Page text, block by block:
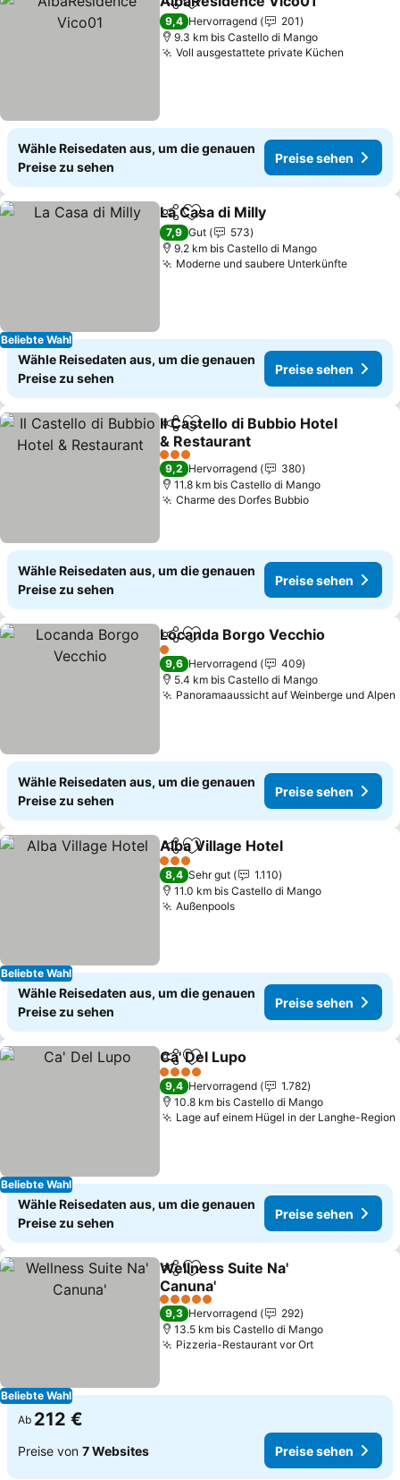
TeilenZu Favoriten hinzufügen
9,4 Hervorragend
201
9.3 km bis Castello di Mango
Voll ausgestattete private Küchen
Wähle Reisedaten aus, um die genauen
Preise zu sehen
Preise sehen
Beliebte Wahl
TeilenZu Favoriten hinzufügen
La Casa di Milly
7,9 Gut
573
9.2 km bis Castello di Mango
Moderne und saubere Unterkünfte
Wähle Reisedaten aus, um die genauen
Preise zu sehen
Preise sehen
TeilenZu Favoriten hinzufügen
Il Castello di Bubbio Hotel
& Restaurant
3 Sterne
9,2 Hervorragend
380
11.8 km bis Castello di Mango
Charme des Dorfes Bubbio
Wähle Reisedaten aus, um die genauen
Preise zu sehen
Preise sehen
TeilenZu Favoriten hinzufügen
Locanda Borgo Vecchio
1 Sterne
9,6 Hervorragend
409
5.4 km bis Castello di Mango
Panoramaaussicht auf Weinberge und Alpen
Wähle Reisedaten aus, um die genauen
Preise zu sehen
Preise sehen
Beliebte Wahl
TeilenZu Favoriten hinzufügen
Alba Village Hotel
3 Sterne
8,4 Sehr gut
1.110
11.0 km bis Castello di Mango
Außenpools
Wähle Reisedaten aus, um die genauen
Preise zu sehen
Preise sehen
Beliebte Wahl
TeilenZu Favoriten hinzufügen
Ca' Del Lupo
4 Sterne
9,4 Hervorragend
1.782
10.8 km bis Castello di Mango
Lage auf einem Hügel in der Langhe-Region
Wähle Reisedaten aus, um die genauen
Preise zu sehen
Preise sehen
Beliebte Wahl
TeilenZu Favoriten hinzufügen
Wellness Suite Na'
Canuna'
5 Sterne
9,3 Hervorragend
292
13.5 km bis Castello di Mango
Pizzeria-Restaurant vor Ort
Ab 212 €
Preise von 7 Websites Preise sehen